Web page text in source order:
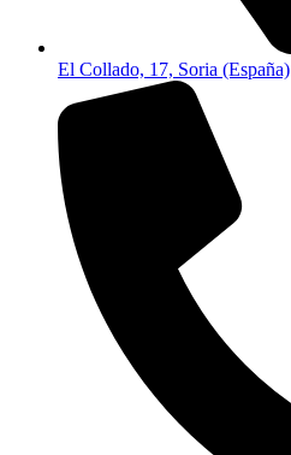
El Collado, 17, Soria (España)